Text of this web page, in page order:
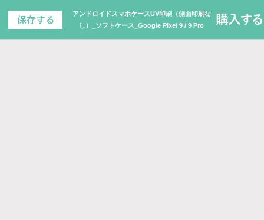
アンドロイドスマホケースUV印刷（側面印刷な
し）_ソフトケース_Google Pixel 9 / 9 Pro